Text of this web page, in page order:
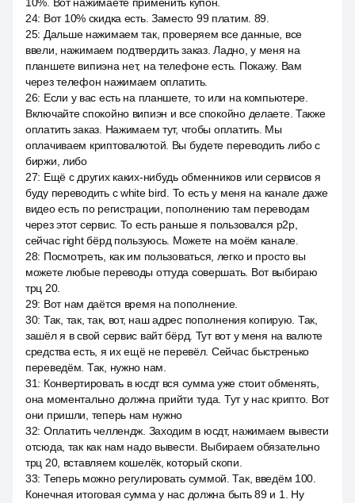
24: Вот 10% скидка есть. Заместо 99 платим. 89.
25: Дальше нажимаем так, проверяем все данные, все
ввели, нажимаем подтвердить заказ. Ладно, у меня на
планшете випиэна нет, на телефоне есть. Покажу. Вам
через телефон нажимаем оплатить.
26: Если у вас есть на планшете, то или на компьютере.
Включайте спокойно випиэн и все спокойно делаете. Также
оплатить заказ. Нажимаем тут, чтобы оплатить. Мы
оплачиваем криптовалютой. Вы будете переводить либо с
биржи, либо
27: Ещё с других каких-нибудь обменников или сервисов я
буду переводить с white bird. То есть у меня на канале даже
видео есть по регистрации, пополнению там переводам
через этот сервис. То есть раньше я пользовался p2p,
сейчас right бёрд пользуюсь. Можете на моём канале.
28: Посмотреть, как им пользоваться, легко и просто вы
можете любые переводы оттуда совершать. Вот выбираю
трц 20.
29: Вот нам даётся время на пополнение.
30: Так, так, так, вот, наш адрес пополнения копирую. Так,
зашёл я в свой сервис вайт бёрд. Тут вот у меня на валюте
средства есть, я их ещё не перевёл. Сейчас быстренько
переведём. Так, нужно нам.
31: Конвертировать в юсдт вся сумма уже стоит обменять,
она моментально должна прийти туда. Тут у нас крипто. Вот
они пришли, теперь нам нужно
32: Оплатить челлендж. Заходим в юсдт, нажимаем вывести
отсюда, так как нам надо вывести. Выбираем обязательно
трц 20, вставляем кошелёк, который скопи.
33: Теперь можно регулировать суммой. Так, введём 100.
Конечная итоговая сумма у нас должна быть 89 и 1. Ну